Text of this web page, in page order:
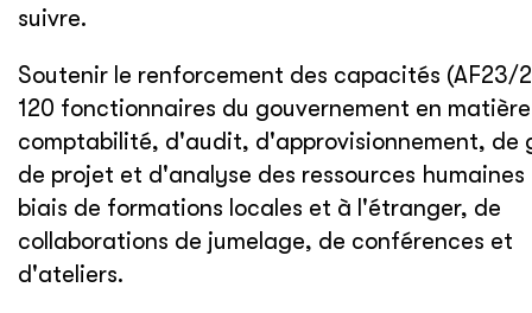
suivre.
Soutenir le renforcement des capacités (AF23/
120 fonctionnaires du gouvernement en
comptabilité, d'audit, d'approvisionnement, de
de projet et d'analyse des ressources humaines
biais de formations locales et à l'étranger, de
collaborations de jumelage, de conférences et
d'ateliers.